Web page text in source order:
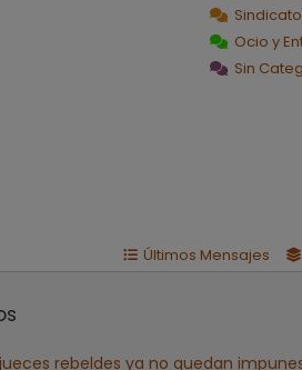
Ocio y
Sin
Últimos Mensajes
rebeldes ya no quedan